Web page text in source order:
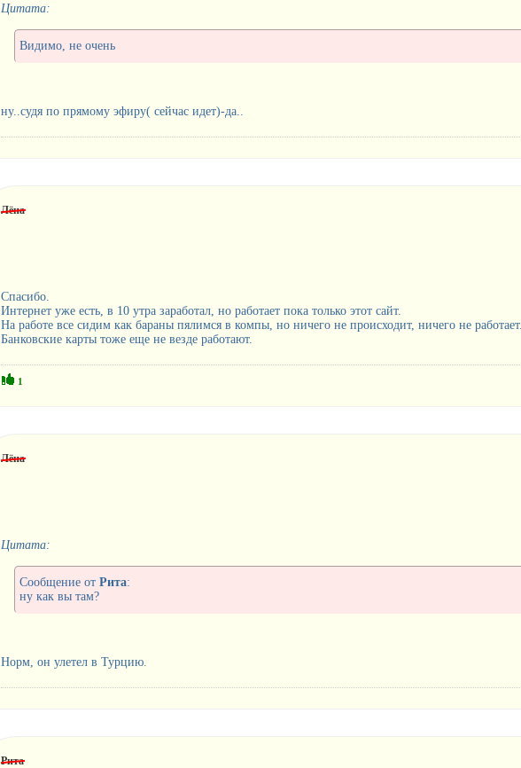
Цитата:
Видимо, не очень
ну..судя по прямому эфиру( сейчас идет)-да..
Лёна
Спасибо.
Интернет уже есть, в 10 утра заработал, но работает пока только этот сайт.
На работе все сидим как бараны пялимся в компы, но ничего не происходит, ничего не работает.
Банковские карты тоже еще не везде работают.
1
Лёна
Цитата:
Сообщение от Рита:
ну как вы там?
Норм, он улетел в Турцию.
Рита